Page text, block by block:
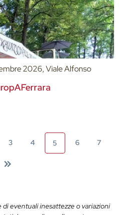
2026, Viale Alfonso
3 4 5 6 7
eventuali inesattezze o variazioni